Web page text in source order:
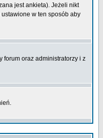
jest ankieta). Jeżeli nikt
w ten sposób aby
forum oraz administratorzy i z